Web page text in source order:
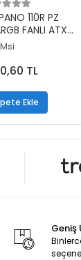
Ekle
110R PZ
FANLI ATX
KASA
Msi
TL
Ekle
Geniş